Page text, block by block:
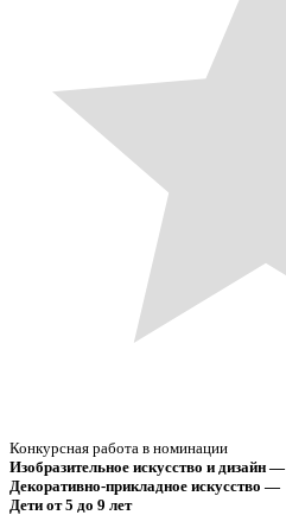
Конкурсная работа в номинации
Изобразительное искусство и дизайн —
Декоративно-прикладное искусство —
Дети от 5 до 9 лет